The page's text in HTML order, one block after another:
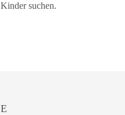
suchen.